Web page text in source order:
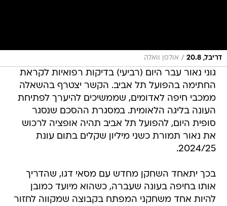
דריבל, 20.8 / אולפן וואלה
גוני נאור עבר היום (רביעי) בדיקות רפואיות לקראת
החתימה בהפועל תל אביב. הקשר יצטרף בהשאלה
ממכבי חיפה לאדומים, שממשיכים להיערך לפתיחת
העונה בליגה הלאומית. במסגרת ההסכם שנסגר
סופית היום, להפועל תל אביב תהיה אופציה לרכוש
את נאור תמורת כשני מיליון שקלים בתום עונת
2024/25.
בכך יתאחד השחקן מחדש עם מסאי דגו, שהדריך
אותו בחיפה בעונה שעברה, כשהוא מיועד כמובן
להיות אחד משחקני המפתח בקבוצה שמקווה לחזור